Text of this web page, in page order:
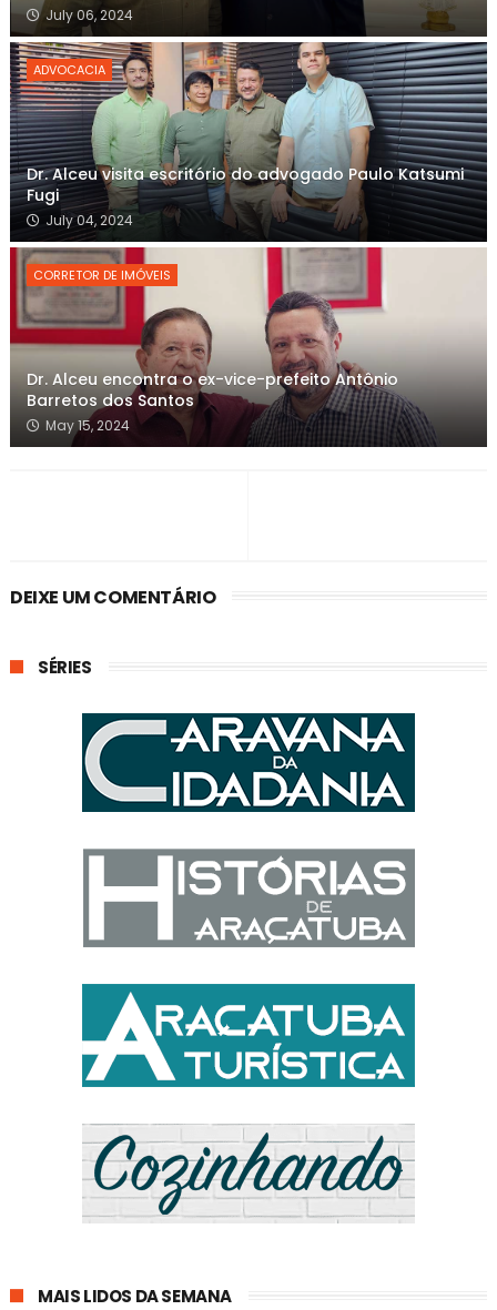
July 06, 2024
ADVOCACIA
Dr. Alceu visita escritório do advogado Paulo Katsumi
Fugi
July 04, 2024
CORRETOR DE IMÓVEIS
Dr. Alceu encontra o ex-vice-prefeito Antônio
Barretos dos Santos
May 15, 2024
DEIXE UM COMENTÁRIO
SÉRIES
MAIS LIDOS DA SEMANA